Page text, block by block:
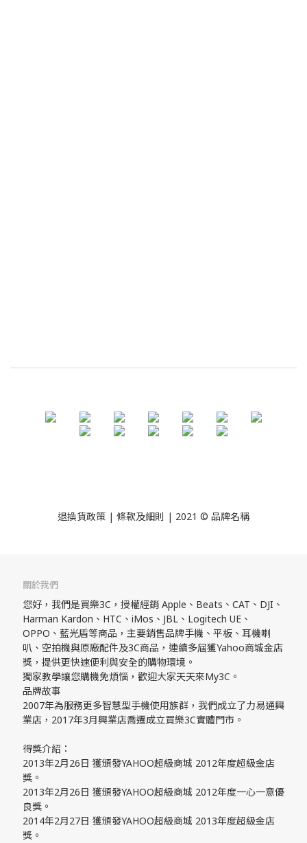
退換貨政策 | 條款及細則 | 2021 © 品牌名稱
關於我們
您好，我們是買樂3C，授權經銷 Apple、Beats、CAT、DJI、
Harman Kardon、HTC、iMos、JBL、Logitech UE、
OPPO、藍光盾等商品，主要銷售品牌手機、平板、耳機喇
叭、空拍機與原廠配件及3C商品，連續多屆獲Yahoo商城金店
獎，提供更快速便利與安全的購物環境。
獨家教學讓您購機免煩惱，歡迎大家天天來My3C。
品牌故事
2007年為服務更多智慧型手機使用族群，我們成立了力易通興
業店，2017年3月興業店喬遷成立買樂3C實體門市。
得獎介紹：
2013年2月26日 獲頒發YAHOO超級商城 2012年度超級金店
獎。
2013年2月26日 獲頒發YAHOO超級商城 2012年度一心一意優
良獎。
2014年2月27日 獲頒發YAHOO超級商城 2013年度超級金店
獎。